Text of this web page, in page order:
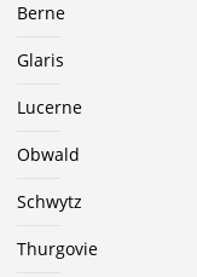
Berne
Glaris
Lucerne
Obwald
Schwytz
Thurgovie